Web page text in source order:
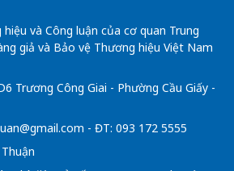
và Công luận của cơ quan Trung
giả và Bảo vệ Thương hiệu Việt Nam
Trương Công Giai - Phường Cầu Giấy -
- ĐT: 093 172 5555